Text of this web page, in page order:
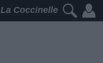
La Coccinelle